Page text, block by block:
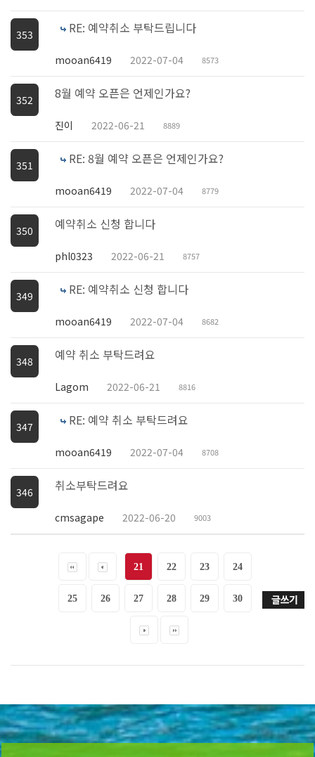
353 RE: 예약취소 부탁드립니다
mooan6419 2022-07-04 8573
352 8월 예약 오픈은 언제인가요?
진이 2022-06-21 8889
351 RE: 8월 예약 오픈은 언제인가요?
mooan6419 2022-07-04 8779
350 예약취소 신청 합니다
phl0323 2022-06-21 8757
349 RE: 예약취소 신청 합니다
mooan6419 2022-07-04 8682
348 예약 취소 부탁드려요
Lagom 2022-06-21 8816
347 RE: 예약 취소 부탁드려요
mooan6419 2022-07-04 8708
346 취소부탁드려요
cmsagape 2022-06-20 9003
21 22 23 24
25 26 27 28 29 30